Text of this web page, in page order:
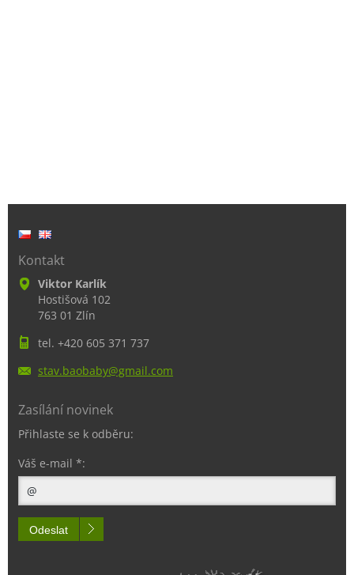
Kontakt
Viktor Karlík
Hostišová 102
763 01 Zlín
tel. +420 605 371 737
stav.baobaby@gmail.com
Zasílání novinek
Přihlaste se k odběru:
Váš e-mail *:
Odeslat